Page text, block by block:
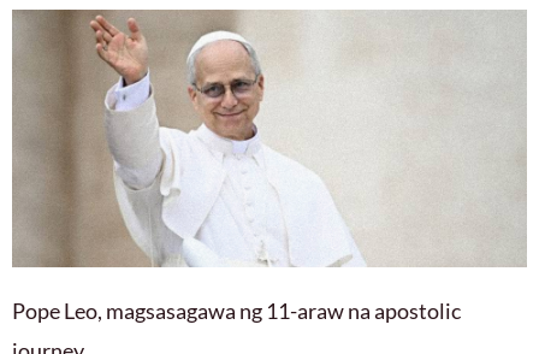
Pope Leo, magsasagawa ng 11-araw na apostolic